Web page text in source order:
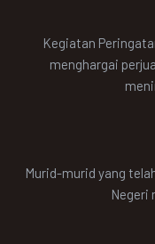
Kegiatan
menghargai
Murid-murid yang
Negeri